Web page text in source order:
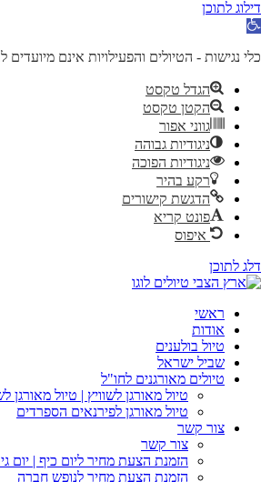
דילוג לתוכן
פתח סרגל נגישות
כלי נגישות - הטיולים והפעילויות אינם מיועדים
הגדל טקסט
הקטן טקסט
גווני אפור
ניגודיות גבוהה
ניגודיות הפוכה
רקע בהיר
הדגשת קישורים
פונט קריא
איפוס
דלג לתוכן
ראשי
אודות
טיול בולענים
שביל ישראל
טיולים מאורגנים לחו"ל
טיול מאורגן לשוויץ | טיול מאורגן
טיול מאורגן לפירנאים הספרדים
צור קשר
צור קשר
הזמנת הצעת מחיר ליום כיף | יום
הזמנת הצעת מחיר לנופש חברה